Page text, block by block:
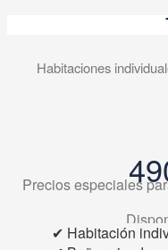
Habitaciones
Precios especiales
El
✔ Habitación